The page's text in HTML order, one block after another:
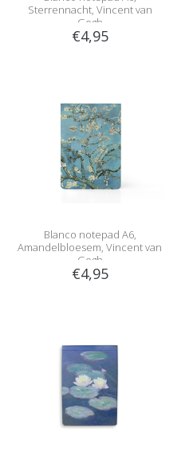
Sterrennacht, Vincent van
Gogh
€4,95
Blanco notepad A6,
Amandelbloesem, Vincent van
Gogh
€4,95